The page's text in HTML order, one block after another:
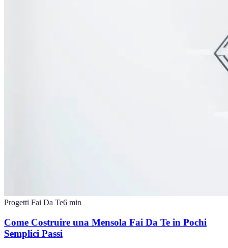
Progetti Fai Da Te6 min
Come Costruire una Mensola Fai Da Te in Pochi
Semplici Passi